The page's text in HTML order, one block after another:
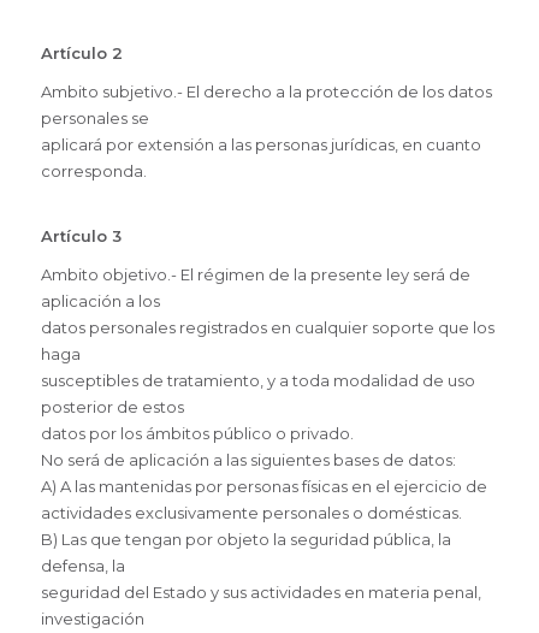
Artículo 2
Ambito subjetivo.- El derecho a la protección de los datos
personales se
aplicará por extensión a las personas jurídicas, en cuanto
corresponda.
Artículo 3
Ambito objetivo.- El régimen de la presente ley será de
aplicación a los
datos personales registrados en cualquier soporte que los
haga
susceptibles de tratamiento, y a toda modalidad de uso
posterior de estos
datos por los ámbitos público o privado.
No será de aplicación a las siguientes bases de datos:
A) A las mantenidas por personas físicas en el ejercicio de
actividades exclusivamente personales o domésticas.
B) Las que tengan por objeto la seguridad pública, la
defensa, la
seguridad del Estado y sus actividades en materia penal,
investigación